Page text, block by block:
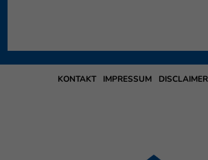
DISCLAIMER
IMPRESSUM
KONTAKT